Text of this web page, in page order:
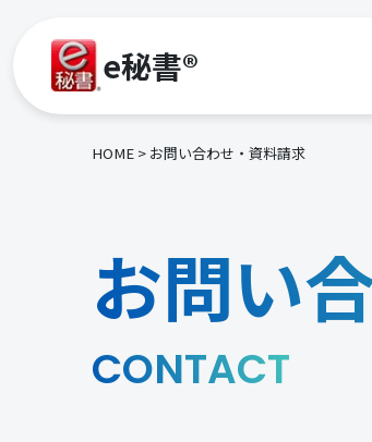
e秘書®
HOME お問い合わせ・資料請求
お問い
CONTACT